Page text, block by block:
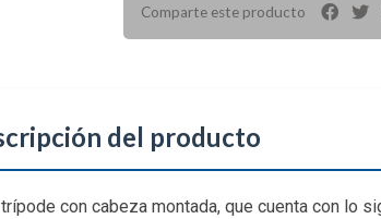
Comparte este producto
del producto
con cabeza montada, que cuenta con lo